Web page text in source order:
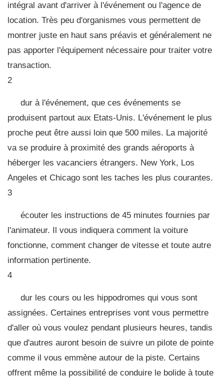
intégral avant d'arriver à l'événement ou l'agence de
location. Très peu d'organismes vous permettent de
montrer juste en haut sans préavis et généralement ne
pas apporter l'équipement nécessaire pour traiter votre
transaction.
2
dur à l'événement, que ces événements se
produisent partout aux Etats-Unis. L'événement le plus
proche peut être aussi loin que 500 miles. La majorité
va se produire à proximité des grands aéroports à
héberger les vacanciers étrangers. New York, Los
Angeles et Chicago sont les taches les plus courantes.
3
écouter les instructions de 45 minutes fournies par
l'animateur. Il vous indiquera comment la voiture
fonctionne, comment changer de vitesse et toute autre
information pertinente.
4
dur les cours ou les hippodromes qui vous sont
assignées. Certaines entreprises vont vous permettre
d'aller où vous voulez pendant plusieurs heures, tandis
que d'autres auront besoin de suivre un pilote de pointe
comme il vous emmène autour de la piste. Certains
offrent même la possibilité de conduire le bolide à toute